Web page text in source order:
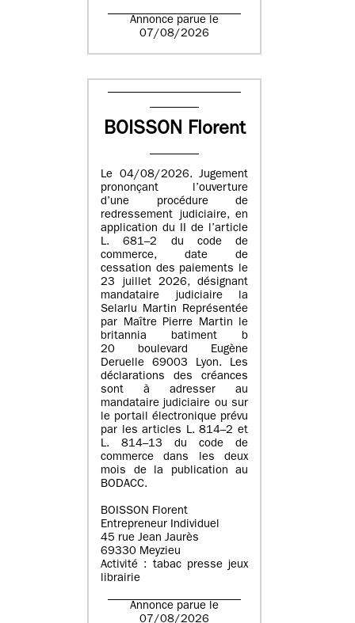
Annonce parue le
07/08/2026
BOISSON Florent
Le 04/08/2026. Jugement
prononçant l’ouverture
d’une procédure de
redressement judiciaire, en
application du II de l’article
L. 681–2 du code de
commerce, date de
cessation des paiements le
23 juillet 2026, désignant
mandataire judiciaire la
Selarlu Martin Représentée
par Maître Pierre Martin le
britannia batiment b
20 boulevard Eugène
Deruelle 69003 Lyon. Les
déclarations des créances
sont à adresser au
mandataire judiciaire ou sur
le portail électronique prévu
par les articles L. 814–2 et
L. 814–13 du code de
commerce dans les deux
mois de la publication au
BODACC.
BOISSON Florent
Entrepreneur Individuel
45 rue Jean Jaurès
69330 Meyzieu
Activité : tabac presse jeux
librairie
Annonce parue le
07/08/2026